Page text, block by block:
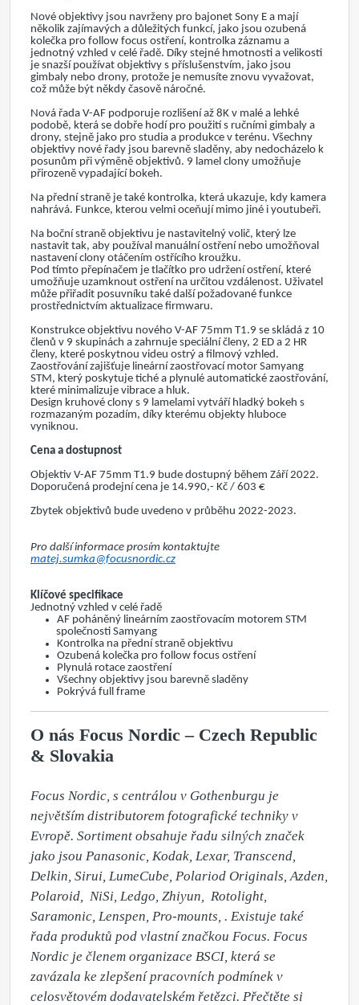
Nové objektivy jsou navrženy pro bajonet Sony E a mají
několik zajímavých a důležitých funkcí, jako jsou ozubená
kolečka pro follow focus ostření, kontrolka záznamu a
jednotný vzhled v celé řadě. Díky stejné hmotnosti a velikosti
je snazší používat objektivy s příslušenstvím, jako jsou
gimbaly nebo drony, protože je nemusíte znovu vyvažovat,
což může být někdy časově náročné.
Nová řada V-AF podporuje rozlišení až 8K v malé a lehké
podobě, která se dobře hodí pro použití s ručními gimbaly a
drony, stejně jako pro studia a produkce v terénu. Všechny
objektivy nové řady jsou barevně sladěny, aby nedocházelo k
posunům při výměně objektivů. 9 lamel clony umožňuje
přirozeně vypadající bokeh.
Na přední straně je také kontrolka, která ukazuje, kdy kamera
nahrává. Funkce, kterou velmi oceňují mimo jiné i youtubeři.
Na boční straně objektivu je nastavitelný volič, který lze
nastavit tak, aby používal manuální ostření nebo umožňoval
nastavení clony otáčením ostřícího kroužku.
Pod tímto přepínačem je tlačítko pro udržení ostření, které
umožňuje uzamknout ostření na určitou vzdálenost. Uživatel
může přiřadit posuvníku také další požadované funkce
prostřednictvím aktualizace firmwaru.
Konstrukce objektivu nového V-AF 75mm T1.9 se skládá z 10
členů v 9 skupinách a zahrnuje speciální členy, 2 ED a 2 HR
členy, které poskytnou videu ostrý a filmový vzhled.
Zaostřování zajišťuje lineární zaostřovací motor Samyang
STM, který poskytuje tiché a plynulé automatické zaostřování,
které minimalizuje vibrace a hluk.
Design kruhové clony s 9 lamelami vytváří hladký bokeh s
rozmazaným pozadím, díky kterému objekty hluboce
vyniknou.
Cena a dostupnost
Objektiv V-AF 75mm T1.9 bude dostupný během Září 2022.
Doporučená prodejní cena je 14.990,- Kč / 603 €
Zbytek objektivů bude uvedeno v průběhu 2022-2023.
Pro další informace prosím kontaktujte
matej.sumka@focusnordic.cz
Klíčové specifikace
Jednotný vzhled v celé řadě
AF poháněný lineárním zaostřovacím motorem STM
společnosti Samyang
Kontrolka na přední straně objektivu
Ozubená kolečka pro follow focus ostření
Plynulá rotace zaostření
Všechny objektivy jsou barevně sladěny
Pokrývá full frame
O nás Focus Nordic – Czech Republic
& Slovakia
Focus Nordic, s centrálou v Gothenburgu je
největším distributorem fotografické techniky v
Evropě. Sortiment obsahuje řadu silných značek
jako jsou Panasonic, Kodak, Lexar, Transcend,
Delkin, Sirui, LumeCube, Polariod Originals, Azden,
Polaroid,  NiSi, Ledgo, Zhiyun,  Rotolight,
Saramonic, Lenspen, Pro-mounts, . Existuje také
řada produktů pod vlastní značkou Focus. Focus
Nordic je členem organizace BSCI, která se
zavázala ke zlepšení pracovních podmínek v
celosvětovém dodavatelském řetězci. Přečtěte si